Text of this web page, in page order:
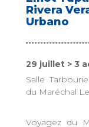
Rivera
Urbano
29 juillet > 3
Salle
du Maréchal
Voyagez du